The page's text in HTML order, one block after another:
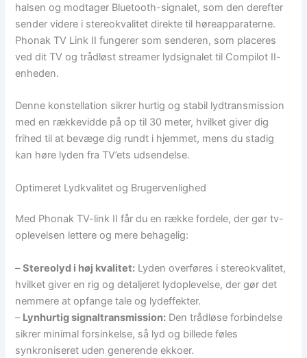
halsen og modtager Bluetooth-signalet, som den derefter
sender videre i stereokvalitet direkte til høreapparaterne.
Phonak TV Link II fungerer som senderen, som placeres
ved dit TV og trådløst streamer lydsignalet til Compilot II-
enheden.
Denne konstellation sikrer hurtig og stabil lydtransmission
med en rækkevidde på op til 30 meter, hvilket giver dig
frihed til at bevæge dig rundt i hjemmet, mens du stadig
kan høre lyden fra TV’ets udsendelse.
Optimeret Lydkvalitet og Brugervenlighed
Med Phonak TV-link II får du en række fordele, der gør tv-
oplevelsen lettere og mere behagelig:
–Stereolyd i høj kvalitet: Lyden overføres i stereokvalitet,
hvilket giver en rig og detaljeret lydoplevelse, der gør det
nemmere at opfange tale og lydeffekter.
– Lynhurtig signaltransmission: Den trådløse forbindelse
sikrer minimal forsinkelse, så lyd og billede føles
synkroniseret uden generende ekkoer.